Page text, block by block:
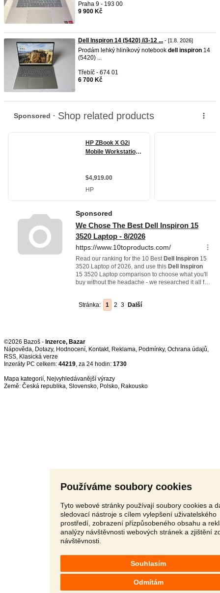
Používáme soubory cookies
Tyto webové stránky používají soubory cookies a
sledovací nástroje s cílem vylepšení uživatelského
prostředí, zobrazení přizpůsobeného obsahu a
analýzy návštěvnosti webových stránek a zjištění
návštěvnosti.
Souhlasím
Odmítám
Praha 9 - 193 00
9 900 Kč
Dell Inspiron 14 (5420) /i3-12 ... - [1.8. 2026]
Prodám lehký hliníkový notebook dell inspiron 14
(5420) ...
Třebíč - 674 01
6 700 Kč
Stránka: 1 2 3 Další
©2026 Bazoš - Inzerce, Bazar
Nápověda, Dotazy, Hodnocení, Kontakt, Reklama, Podmínky, Ochrana údajů,
RSS,
Inzeráty PC celkem: 44219, za 24 hodin: 1730
Mapa kategorií, Nejvyhledávanější výrazy
Země: Česká republika, Slovensko, Polsko, Rakousko